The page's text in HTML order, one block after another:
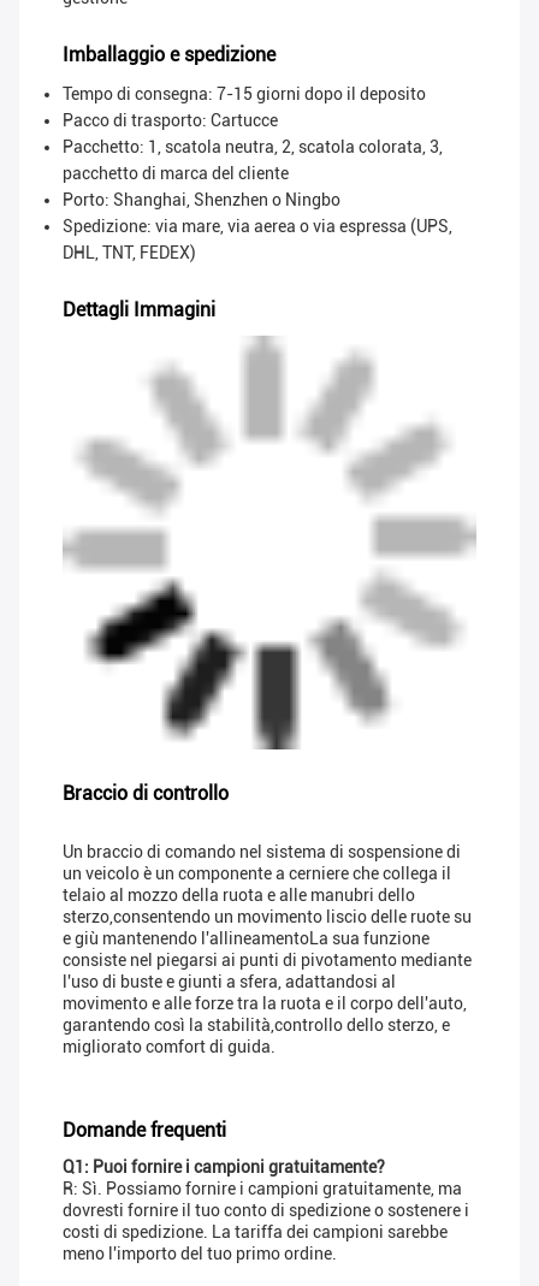
Imballaggio e spedizione
Tempo di consegna: 7-15 giorni dopo il deposito
Pacco di trasporto: Cartucce
Pacchetto: 1, scatola neutra, 2, scatola colorata, 3,
pacchetto di marca del cliente
Porto: Shanghai, Shenzhen o Ningbo
Spedizione: via mare, via aerea o via espressa (UPS,
DHL, TNT, FEDEX)
Dettagli Immagini
Braccio di controllo
Un braccio di comando nel sistema di sospensione di
un veicolo è un componente a cerniere che collega il
telaio al mozzo della ruota e alle manubri dello
sterzo,consentendo un movimento liscio delle ruote su
e giù mantenendo l'allineamentoLa sua funzione
consiste nel piegarsi ai punti di pivotamento mediante
l'uso di buste e giunti a sfera, adattandosi al
movimento e alle forze tra la ruota e il corpo dell'auto,
garantendo così la stabilità,controllo dello sterzo, e
migliorato comfort di guida.
Domande frequenti
Q1: Puoi fornire i campioni gratuitamente?
R: Sì. Possiamo fornire i campioni gratuitamente, ma
dovresti fornire il tuo conto di spedizione o sostenere i
costi di spedizione. La tariffa dei campioni sarebbe
meno l'importo del tuo primo ordine.